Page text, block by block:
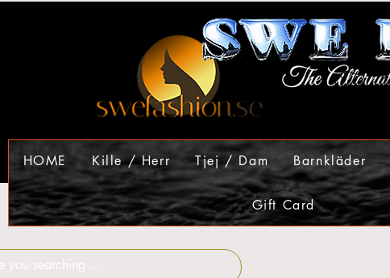
HOME Kille / Herr Tjej / Dam Barnkläder
Gift Card